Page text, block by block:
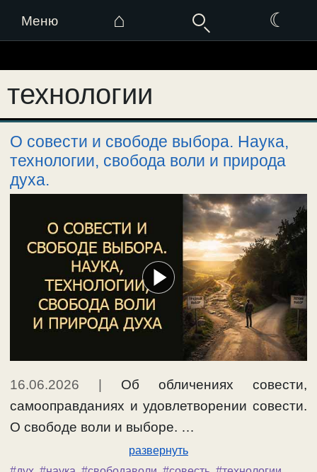
Меню ⌂ ☾
к
содержимому
технологии
О совести и свободе выбора. Наука,
технологии, свобода воли и природа
духа.
16.06.2026 | Об обличениях совести,
самооправданиях и удовлетворении совести.
О свободе воли и выборе. …
развернуть